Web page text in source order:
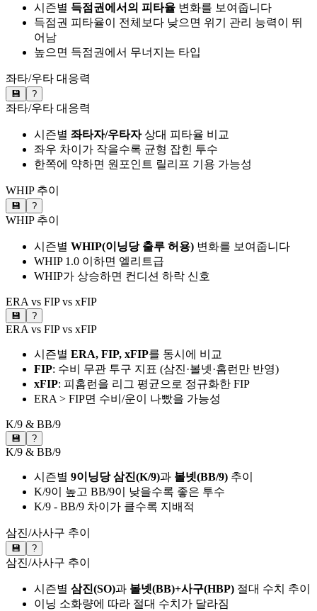
시즌별 득점권에서의 피타율 변화를 보여줍니다
득점권 피타율이 전체보다 낮으면 위기 관리 능력이 뛰
어남
높으면 득점권에서 무너지는 타입
좌타/우타 대응력
💾 ?
좌타/우타 대응력
시즌별 좌타자/우타자상대 피타율 비교
좌우 차이가 작을수록 균형 잡힌 투수
한쪽에 약하면 원포인트 릴리프 기용 가능성
WHIP 추이
💾 ?
WHIP 추이
시즌별 WHIP(이닝당 출루 허용) 변화를 보여줍니다
WHIP 1.0 이하면 엘리트급
WHIP가 상승하면 컨디션 하락 신호
ERA vs FIP vs xFIP
💾 ?
ERA vs FIP vs xFIP
시즌별 ERA, FIP, xFIP를 동시에 비교
FIP: 수비 무관 투구 지표 (삼진·볼넷·홈런만 반영)
xFIP: 피홈런을 리그 평균으로 정규화한 FIP
ERA > FIP면 수비/운이 나빴을 가능성
K/9 & BB/9
💾 ?
K/9 & BB/9
시즌별 9이닝당 삼진(K/9)과 볼넷(BB/9) 추이
K/9이 높고 BB/9이 낮을수록 좋은 투수
K/9 - BB/9 차이가 클수록 지배적
삼진/사사구 추이
💾 ?
삼진/사사구 추이
시즌별 삼진(SO)과 볼넷(BB)+사구(HBP) 절대 수치 추이
이닝 소화량에 따라 절대 수치가 달라짐